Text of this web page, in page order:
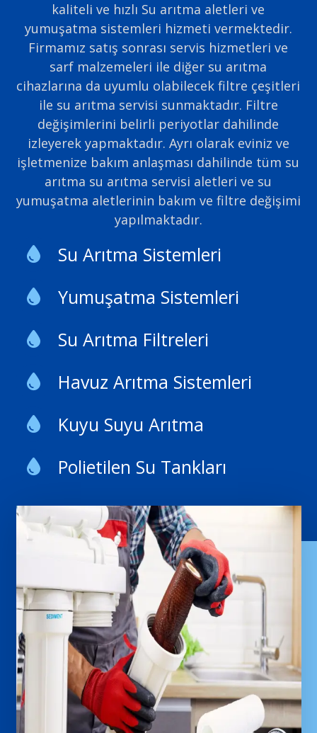
kaliteli ve hızlı Su arıtma aletleri ve
yumuşatma sistemleri hizmeti vermektedir.
Firmamız satış sonrası servis hizmetleri ve
sarf malzemeleri ile diğer su arıtma
cihazlarına da uyumlu olabilecek filtre çeşitleri
ile su arıtma servisi sunmaktadır. Filtre
değişimlerini belirli periyotlar dahilinde
izleyerek yapmaktadır. Ayrı olarak eviniz ve
işletmenize bakım anlaşması dahilinde tüm su
arıtma su arıtma servisi aletleri ve su
yumuşatma aletlerinin bakım ve filtre değişimi
yapılmaktadır.
Su Arıtma Sistemleri
Yumuşatma Sistemleri
Su Arıtma Filtreleri
Havuz Arıtma Sistemleri
Kuyu Suyu Arıtma
Polietilen Su Tankları